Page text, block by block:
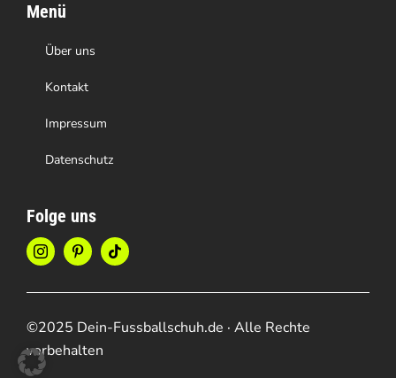
Menü
Über uns
Kontakt
Impressum
Datenschutz
Folge uns
©2025 Dein-Fussballschuh.de · Alle Rechte
vorbehalten